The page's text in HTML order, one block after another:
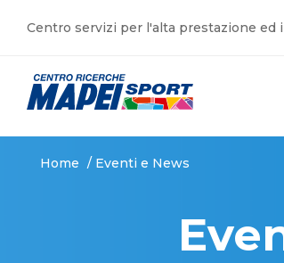
Centro servizi per l'alta prestazione ed
Home / Eventi e News